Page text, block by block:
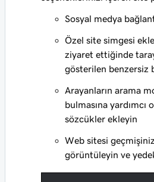
Sosyal medya
Özel site simgesi
ziyaret ettiğinde
gösterilen benzersiz
Arayanların arama
bulmasına yardımcı
sözcükler ekleyin
Web sitesi
görüntüleyin ve